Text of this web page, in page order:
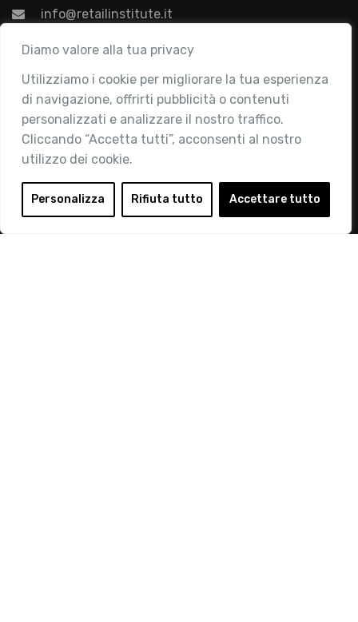
Diamo valore alla tua privacy
Utilizziamo i cookie per migliorare la tua esperienza
di navigazione, offrirti pubblicità o contenuti
personalizzati e analizzare il nostro traffico.
Cliccando “Accetta tutti”, acconsenti al nostro
utilizzo dei cookie.
Personalizza Rifiuta tutto Accettare tutto
info@retailinstitute.it
Associazione
Chi siamo
Attività
Contatti
Area Riservata
Login
Diventa Socio